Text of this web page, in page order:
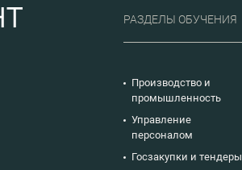
разработке смет на
пусконаладочные работы. РАЗДЕЛЫ ОБУЧЕНИЯ
Производство и
промышленность
Управление
персоналом
Госзакупки и тендеры